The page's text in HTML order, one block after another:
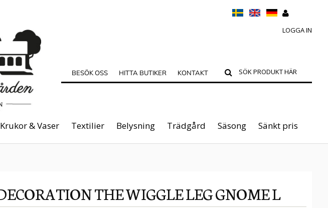
LOGGA IN
BESÖK OSS HITTA BUTIKER KONTAKT
Krukor & Vaser Textilier Belysning Trädgård Säsong Sänkt pris
DECORATION THE WIGGLE LEG GNOME L